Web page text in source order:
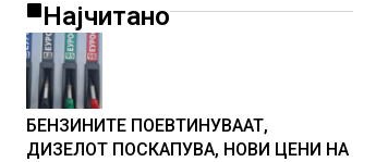
Најчитано
БЕНЗИНИТЕ ПОЕВТИНУВААТ,
ДИЗЕЛОТ ПОСКАПУВА, НОВИ ЦЕНИ НА